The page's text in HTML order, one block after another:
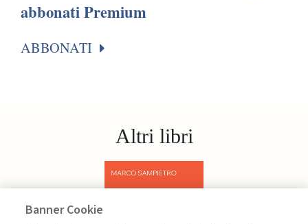
abbonati Premium
ABBONATI
Altri libri
Previous
Banner Cookie